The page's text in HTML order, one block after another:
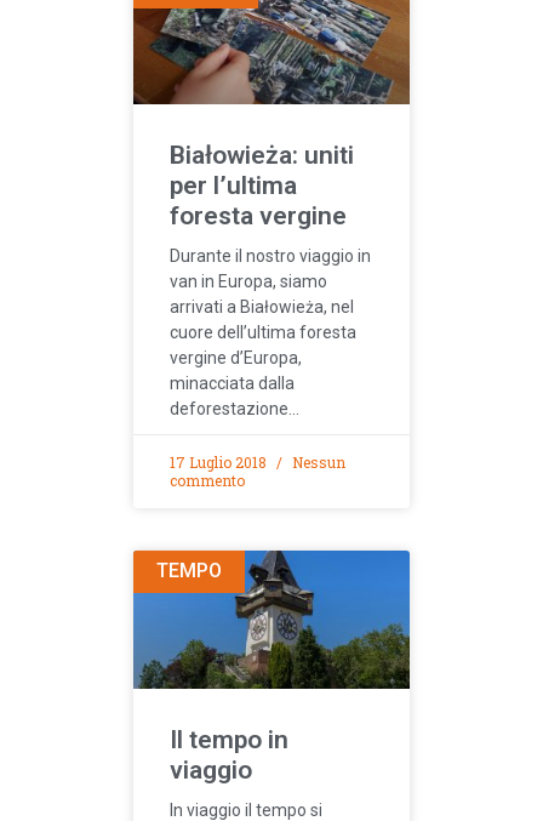
Białowieża: uniti
per l’ultima
foresta vergine
Durante il nostro viaggio in
van in Europa, siamo
arrivati a Białowieża, nel
cuore dell’ultima foresta
vergine d’Europa,
minacciata dalla
deforestazione…
17 Luglio 2018
Nessun
commento
TEMPO
Il tempo in
viaggio
In viaggio il tempo si